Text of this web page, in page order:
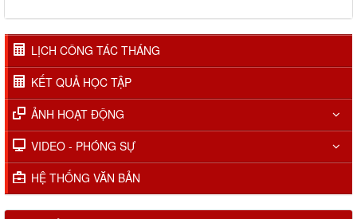
LỊCH CÔNG TÁC THÁNG
KẾT QUẢ HỌC TẬP
ẢNH HOẠT ĐỘNG
VIDEO - PHÓNG SỰ
HỆ THỐNG VĂN BẢN